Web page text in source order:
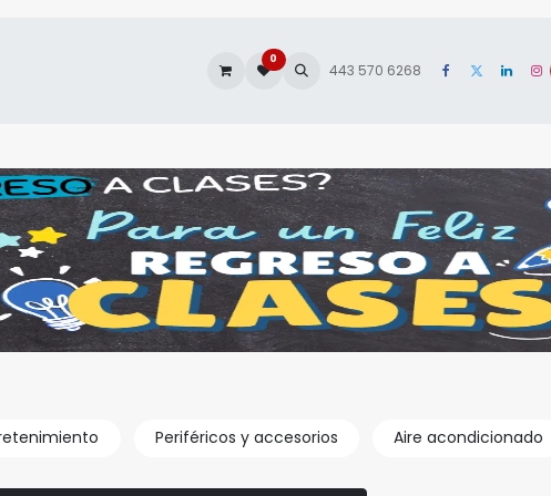
0
443 570 6268
Periféricos y accesorios Aire acondicionado